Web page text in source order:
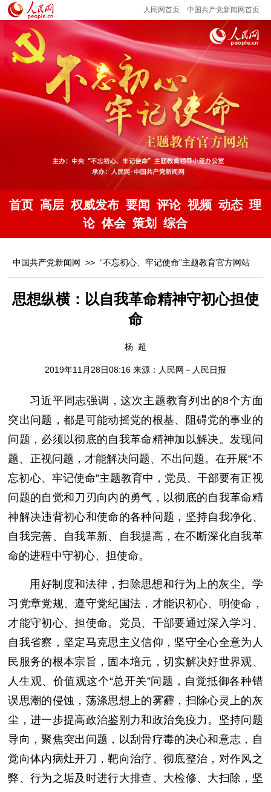
人民网首页 中国共产党新闻网首页
首页 高层 权威发布 要闻 评论 视频 动态 理
论 体会 策划 综合
中国共产党新闻网 >> “不忘初心、牢记使命”主题教育官方网站
思想纵横：以自我革命精神守初心担使
命
杨 超
2019年11月28日08:16 来源： 人民网－人民日报
习近平同志强调，这次主题教育列出的8个方面
突出问题，都是可能动摇党的根基、阻碍党的事业的
问题，必须以彻底的自我革命精神加以解决。发现问
题、正视问题，才能解决问题、不出问题。在开展“不
忘初心、牢记使命”主题教育中，党员、干部要有正视
问题的自觉和刀刃向内的勇气，以彻底的自我革命精
神解决违背初心和使命的各种问题，坚持自我净化、
自我完善、自我革新、自我提高，在不断深化自我革
命的进程中守初心、担使命。
用好制度和法律，扫除思想和行为上的灰尘。学
习党章党规、遵守党纪国法，才能识初心、明使命，
才能守初心、担使命。党员、干部要通过深入学习、
自我省察，坚定马克思主义信仰，坚守全心全意为人
民服务的根本宗旨，固本培元，切实解决好世界观、
人生观、价值观这个“总开关”问题，自觉抵御各种错
误思潮的侵蚀，荡涤思想上的雾霾，扫除心灵上的灰
尘，进一步提高政治鉴别力和政治免疫力。坚持问题
导向，聚焦突出问题，以刮骨疗毒的决心和意志，自
觉向体内病灶开刀，靶向治疗、彻底整治，对作风之
弊、行为之垢及时进行大排查、大检修、大扫除，坚